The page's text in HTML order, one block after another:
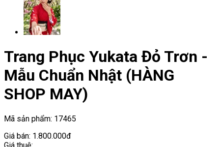
Trang Phục Yukata Đỏ Trơn -
Mẫu Chuẩn Nhật (HÀNG
SHOP MAY)
Mã sản phẩm: 17465
Giá bán: 1.800.000đ